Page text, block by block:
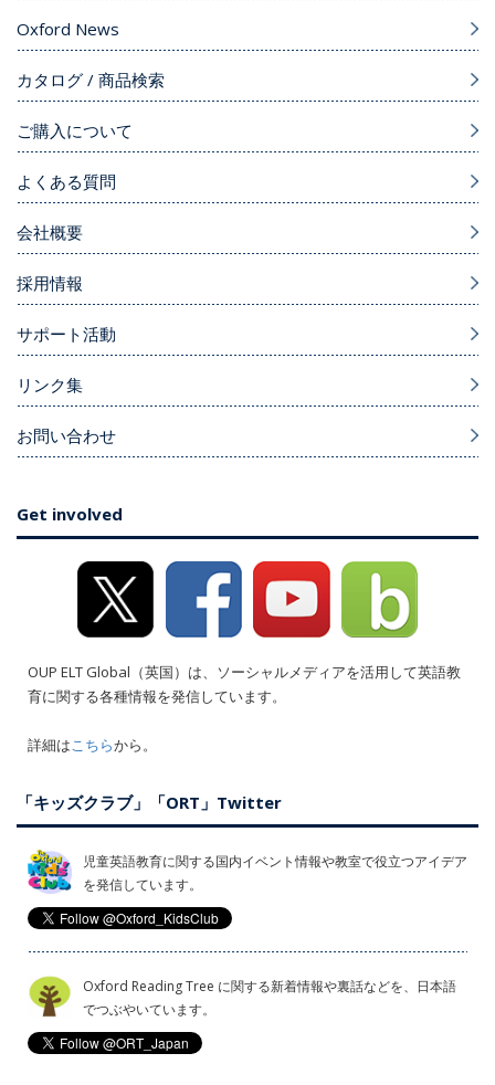
Oxford News
カタログ / 商品検索
ご購入について
よくある質問
会社概要
採用情報
サポート活動
リンク集
お問い合わせ
Get involved
OUP ELT Global（英国）は、ソーシャルメディアを活用して英語教
育に関する各種情報を発信しています。
詳細はこちらから。
「キッズクラブ」「ORT」Twitter
児童英語教育に関する国内イベント情報や教室で役立つアイデア
を発信しています。
Oxford Reading Tree に関する新着情報や裏話などを、日本語
でつぶやいています。